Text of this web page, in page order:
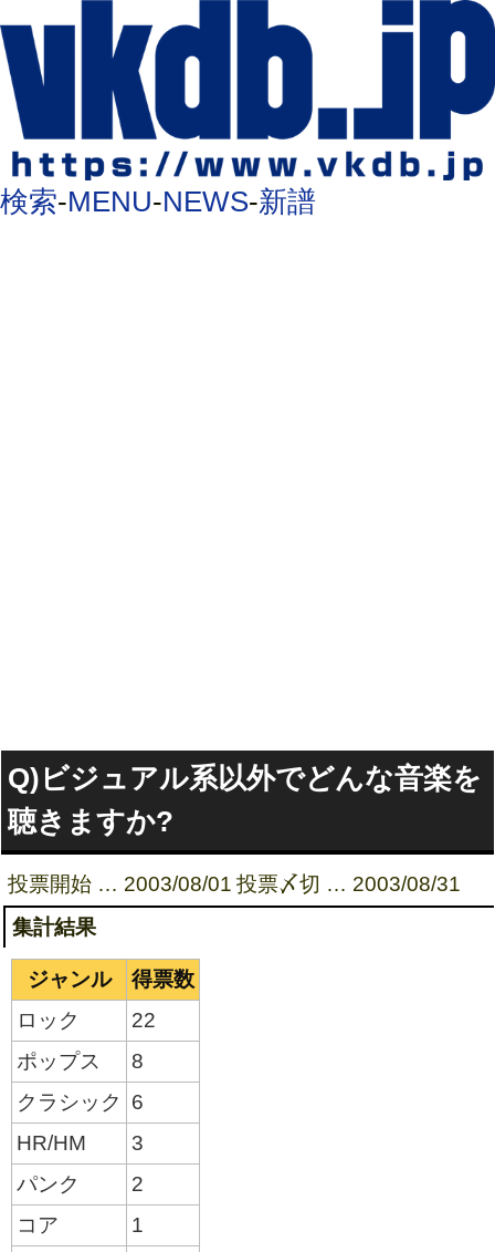
検索-MENU-NEWS-新譜
Q)ビジュアル系以外でどんな音楽を
聴きますか?
投票開始 … 2003/08/01 投票〆切 … 2003/08/31
集計結果
ジャンル
得票数
ロック
22
ポップス
8
クラシック
6
HR/HM
3
パンク
2
コア
1